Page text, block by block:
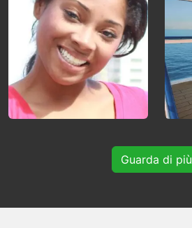
Guarda di più